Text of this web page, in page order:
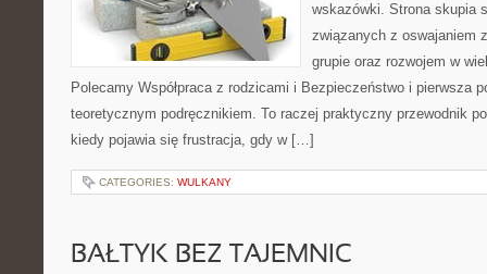
wskazówki. Strona skupia
związanych z oswajaniem
grupie oraz rozwojem w
Polecamy Współpraca z rodzicami i Bezpieczeństwo i pierwsza
teoretycznym podręcznikiem. To raczej praktyczny przewodnik
kiedy pojawia się frustracja, gdy w […]
CATEGORIES: WULKANY
BAŁTYK BEZ TAJEMNIC